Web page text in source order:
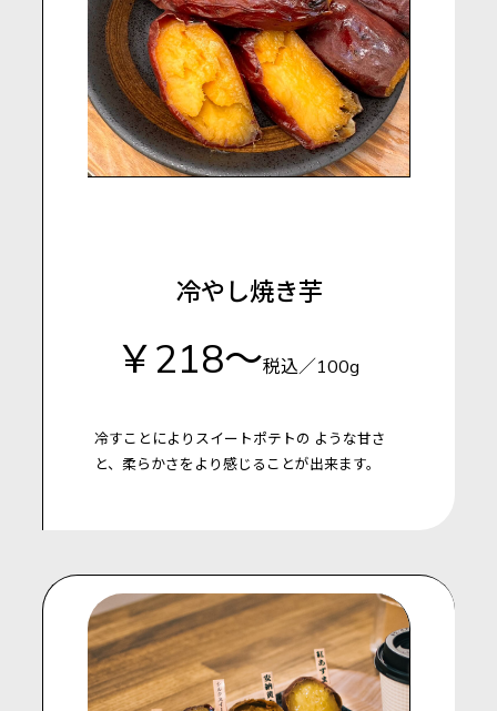
冷やし焼き芋
￥218～税込／100g
冷すことによりスイートポテトの ような甘さ
と、柔らかさをより感じることが出来ます。